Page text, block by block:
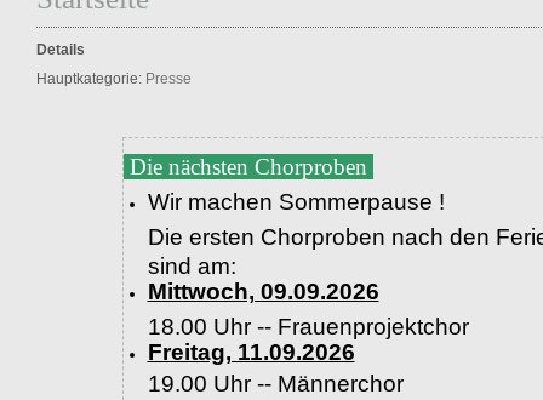
Details
Hauptkategorie: Presse
Die nächsten Chorproben
Wir machen Sommerpause !
Die ersten Chorproben nach den
sind am:
Mittwoch, 09.09.2026
18.00 Uhr -- Frauenprojektchor
Freitag, 11.09.2026
19.00 Uhr -- Männerchor